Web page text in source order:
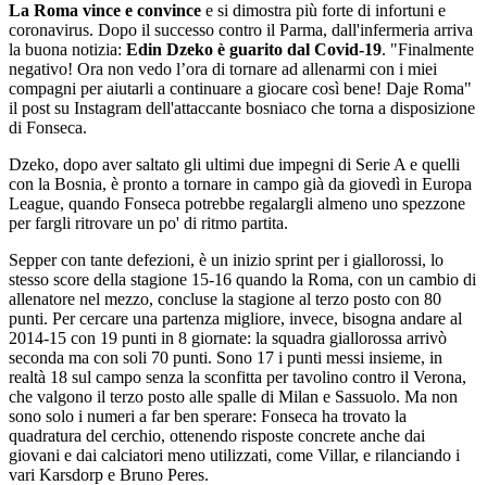
La Roma vince e convince e si dimostra più forte di infortuni e
coronavirus. Dopo il successo contro il Parma, dall'infermeria arriva
la buona notizia: Edin Dzeko è guarito dal Covid-19. "Finalmente
negativo! Ora non vedo l’ora di tornare ad allenarmi con i miei
compagni per aiutarli a continuare a giocare così bene! Daje Roma"
il post su Instagram dell'attaccante bosniaco che torna a disposizione
di Fonseca.
Dzeko, dopo aver saltato gli ultimi due impegni di Serie A e quelli
con la Bosnia, è pronto a tornare in campo già da giovedì in Europa
League, quando Fonseca potrebbe regalargli almeno uno spezzone
per fargli ritrovare un po' di ritmo partita.
Sepper con tante defezioni, è un inizio sprint per i giallorossi, lo
stesso score della stagione 15-16 quando la Roma, con un cambio di
allenatore nel mezzo, concluse la stagione al terzo posto con 80
punti. Per cercare una partenza migliore, invece, bisogna andare al
2014-15 con 19 punti in 8 giornate: la squadra giallorossa arrivò
seconda ma con soli 70 punti. Sono 17 i punti messi insieme, in
realtà 18 sul campo senza la sconfitta per tavolino contro il Verona,
che valgono il terzo posto alle spalle di Milan e Sassuolo. Ma non
sono solo i numeri a far ben sperare: Fonseca ha trovato la
quadratura del cerchio, ottenendo risposte concrete anche dai
giovani e dai calciatori meno utilizzati, come Villar, e rilanciando i
vari Karsdorp e Bruno Peres.